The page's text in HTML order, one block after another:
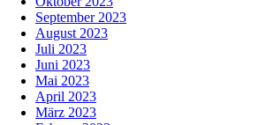
September 2023
August 2023
Juli 2023
Juni 2023
Mai 2023
April 2023
März 2023